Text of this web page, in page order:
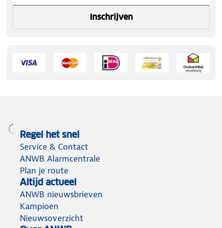
Inschrijven
Regel het snel
Service & Contact
ANWB Alarmcentrale
Plan je route
Altijd actueel
ANWB nieuwsbrieven
Kampioen
Nieuwsoverzicht